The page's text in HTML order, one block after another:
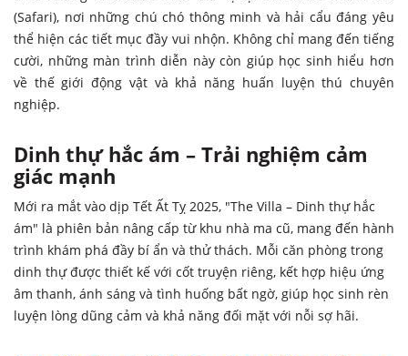
Thế giới trò chơi mạo hiểm
Công viên sở hữu hơn 20 trò chơi cảm giác mạnh như tàu
lượn siêu tốc, vòng quay mặt trời, thuyền lắc lư, mang đến
những phút giây phấn khích và rèn luyện sự dũng cảm cho
học sinh.
Xiếc thú, ảo thuật, biểu diễn nghệ thuật
Ở Công viên Thiên Đường Bảo Sơn, học sinh có thể thưởng
thức những màn biểu diễn thú vị tại Sân khấu muôn loài
(Safari), nơi những chú chó thông minh và hải cẩu đáng yêu
thể hiện các tiết mục đầy vui nhộn. Không chỉ mang đến tiếng
cười, những màn trình diễn này còn giúp học sinh hiểu hơn
về thế giới động vật và khả năng huấn luyện thú chuyên